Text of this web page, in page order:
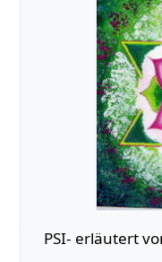
PSI- erläutert